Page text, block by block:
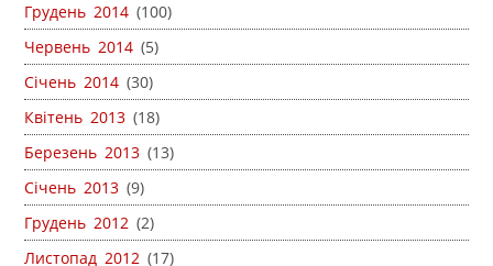
Грудень 2014 (100)
Червень 2014 (5)
Січень 2014 (30)
Квітень 2013 (18)
Березень 2013 (13)
Січень 2013 (9)
Грудень 2012 (2)
Листопад 2012 (17)